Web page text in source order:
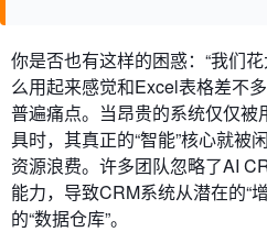
你是否也有这样的困惑：“我们
么用起来感觉和Excel表格差不
普遍痛点。当昂贵的系统仅仅
具时，其真正的“智能”核心就被
资源浪费。许多团队忽略了AI
能力，导致CRM系统从潜在的“
的“数据仓库”。